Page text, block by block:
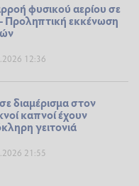
φυσικού αερίου σε
Προληπτική εκκένωση
12:36
διαμέρισμα στον
καπνοί έχουν
γειτονιά
21:55